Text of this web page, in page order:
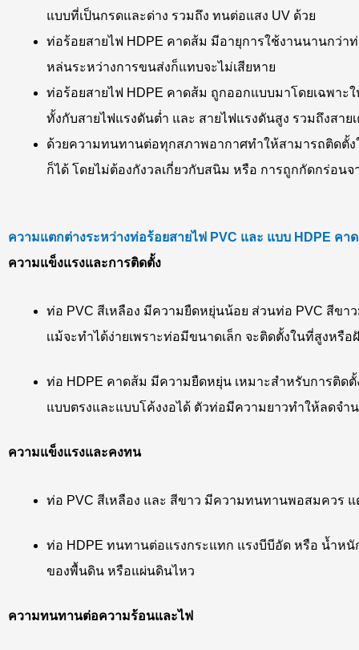
แบบที่เป็นกรดและด่าง รวมถึง ทนต่อแสง UV ด้วย
ท่อร้อยสายไฟ HDPE คาดส้ม มีอายุการใช้งานนานกว่
หล่นระหว่างการขนส่งก็แทบจะไม่เสียหาย
ท่อร้อยสายไฟ HDPE คาดส้ม ถูกออกแบบมาโดยเฉพา
ทั้งกับสายไฟแรงดันต่ำ และ สายไฟแรงดันสูง รวมถึงสา
ด้วยความทนทานต่อทุกสภาพอากาศทำให้สามารถติดตั้
ก็ได้ โดยไม่ต้องกังวลเกี่ยวกับสนิม หรือ การถูกกัดกร่อ
ความแตกต่างระหว่างท่อร้อยสายไฟ PVC และ แบบ HDPE คา
ความแข็งแรงและการติดตั้ง
ท่อ PVC สีเหลือง มีความยืดหยุ่นน้อย ส่วนท่อ PVC สีข
เเม้จะทำได้ง่ายเพราะท่อมีขนาดเล็ก จะติดตั้งในที่สูงหรื
ท่อ HDPE คาดส้ม มีความยืดหยุ่น เหมาะสำหรับการติด
แบบตรงและแบบโค้งงอได้ ตัวท่อมีความยาวทำให้ลดจ
ความแข็งแรงและคงทน
ท่อ PVC สีเหลือง และ สีขาว มีความทนทานพอสมควร
ท่อ HDPE ทนทานต่อแรงกระแทก แรงบีบีอัด หรือ น้ำห
ของพื้นดิน หรือแผ่นดินไหว
ความทนทานต่อความร้อนและไฟ